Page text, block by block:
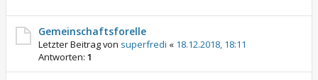
Gemeinschaftsforelle
Letzter Beitrag von superfredi « 18.12.2018, 18:11
Antworten: 1